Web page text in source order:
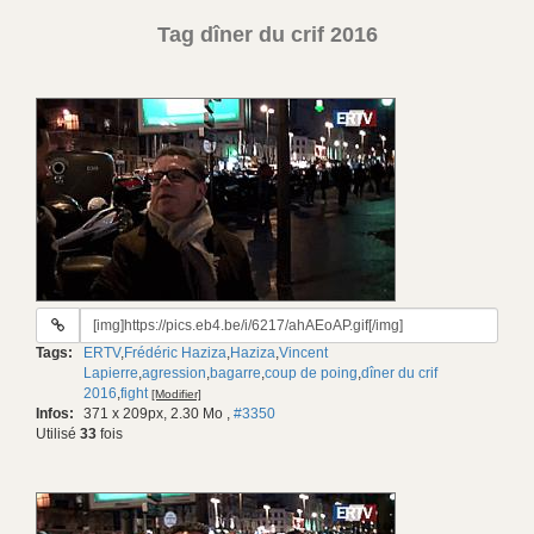
Tag dîner du crif 2016
URL
gif:
Tags: ERTV,Frédéric Haziza,Haziza,Vincent
Lapierre,agression,bagarre,coup de poing,dîner du crif
2016,fight [Modifier]
Infos: 371 x 209px, 2.30 Mo , #3350
Utilisé 33 fois